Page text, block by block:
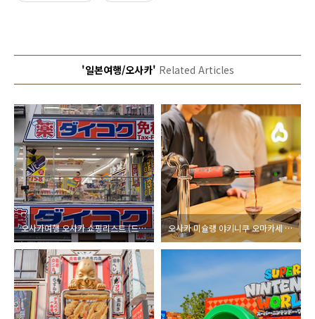
'일본여행/오사카' Related Articles
오사카여행 오사카 쇼핑리스트 (드럭스토어, 다이고쿠, 고쿠민, 드럭일레븐, 돈키호테할인쿠폰) 오사카 미슐랭 야키니쿠 오마카세 니쿠토이에바 마쓰다 (#にくといえばまつだ)